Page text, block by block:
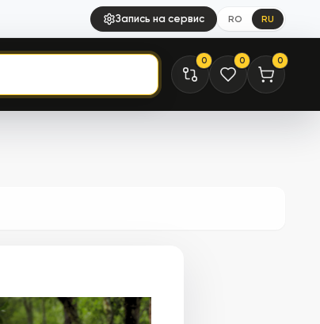
Запись на сервис RO RU
0 0 0